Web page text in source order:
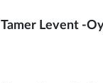
Tamer Levent -